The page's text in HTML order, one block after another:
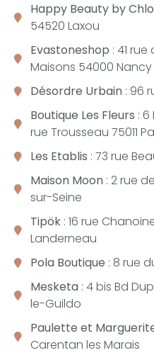
Happy Beauty by
54520 Laxou
Evastoneshop : 41
Maisons 54000 Nancy
Désordre Urbain : 96
Boutique Les Fleurs : 6
rue Trousseau 75011
Les Etablis : 73 rue
Maison Moon : 2 rue
sur-Seine
Tipök : 16 rue
Landerneau
Pola Boutique : 8 rue
Mesketa : 4 bis Bd
le-Guildo
Paulette et
Carentan les Marais